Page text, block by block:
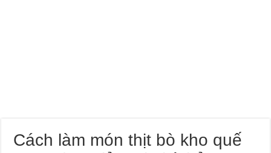
Cách làm món thịt bò kho quế